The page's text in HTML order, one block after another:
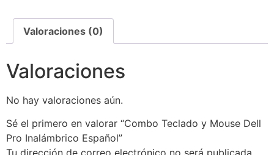
Valoraciones (0)
Valoraciones
No hay valoraciones aún.
Sé el primero en valorar “Combo Teclado y Mouse Dell
Pro Inalámbrico Español”